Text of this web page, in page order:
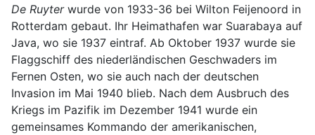
De Ruyterwurde von 1933-36 bei Wilton Feijenoord in
Rotterdam gebaut. Ihr Heimathafen war Suarabaya auf
Java, wo sie 1937 eintraf. Ab Oktober 1937 wurde sie
Flaggschiff des niederländischen Geschwaders im
Fernen Osten, wo sie auch nach der deutschen
Invasion im Mai 1940 blieb. Nach dem Ausbruch des
Kriegs im Pazifik im Dezember 1941 wurde ein
gemeinsames Kommando der amerikanischen,